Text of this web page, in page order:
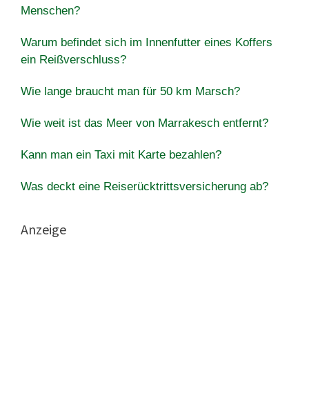
Menschen?
Warum befindet sich im Innenfutter eines Koffers
ein Reißverschluss?
Wie lange braucht man für 50 km Marsch?
Wie weit ist das Meer von Marrakesch entfernt?
Kann man ein Taxi mit Karte bezahlen?
Was deckt eine Reiserücktrittsversicherung ab?
Anzeige